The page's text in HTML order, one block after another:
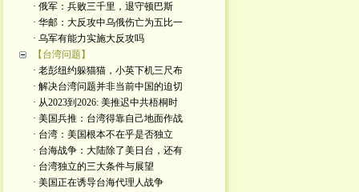
· 俄军：兵败三千里，退守顿巴斯
· 华邮：大反攻中乌俄伤亡为五比一
· 乌军有能力实施大反攻吗
【台湾问题】
· 老彭纽约躲猫猫，小英下机三尺布
· 解决台湾问题并非当前中国的迫切
· 从2023到2026: 美推迟中共梧桐时
· 美国兵推：台湾得靠自己地面作战
· 台湾：美国根本不在乎是否独立
· 台海战争：大陆除了美日台，还有
· 台湾独立的三大条件与展望
· 美国正在诱导台海代理人战争